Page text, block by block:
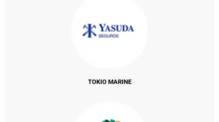
TOKIO MARINE